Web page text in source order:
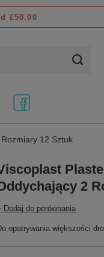
£50.00
12 Sztuk
2
Dodaj do porównania
opatrywania większości